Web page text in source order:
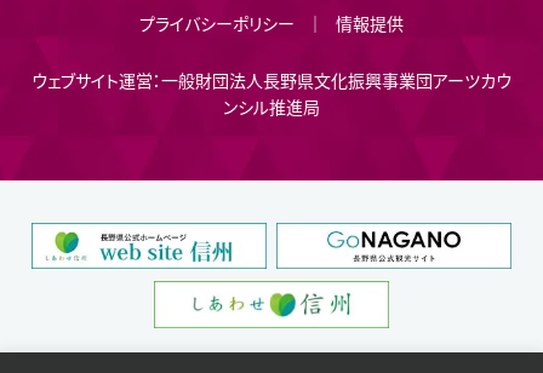
プライバシーポリシー 情報提供
ウェブサイト運営：一般財団法人長野県文化振興事業団アーツカウ
ンシル推進局